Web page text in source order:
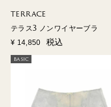
TERRACE
テラス3 ノンワイヤーブラ
¥ 14,850 税込
BASIC